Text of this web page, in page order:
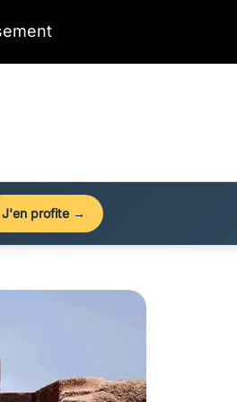
J'en profite →